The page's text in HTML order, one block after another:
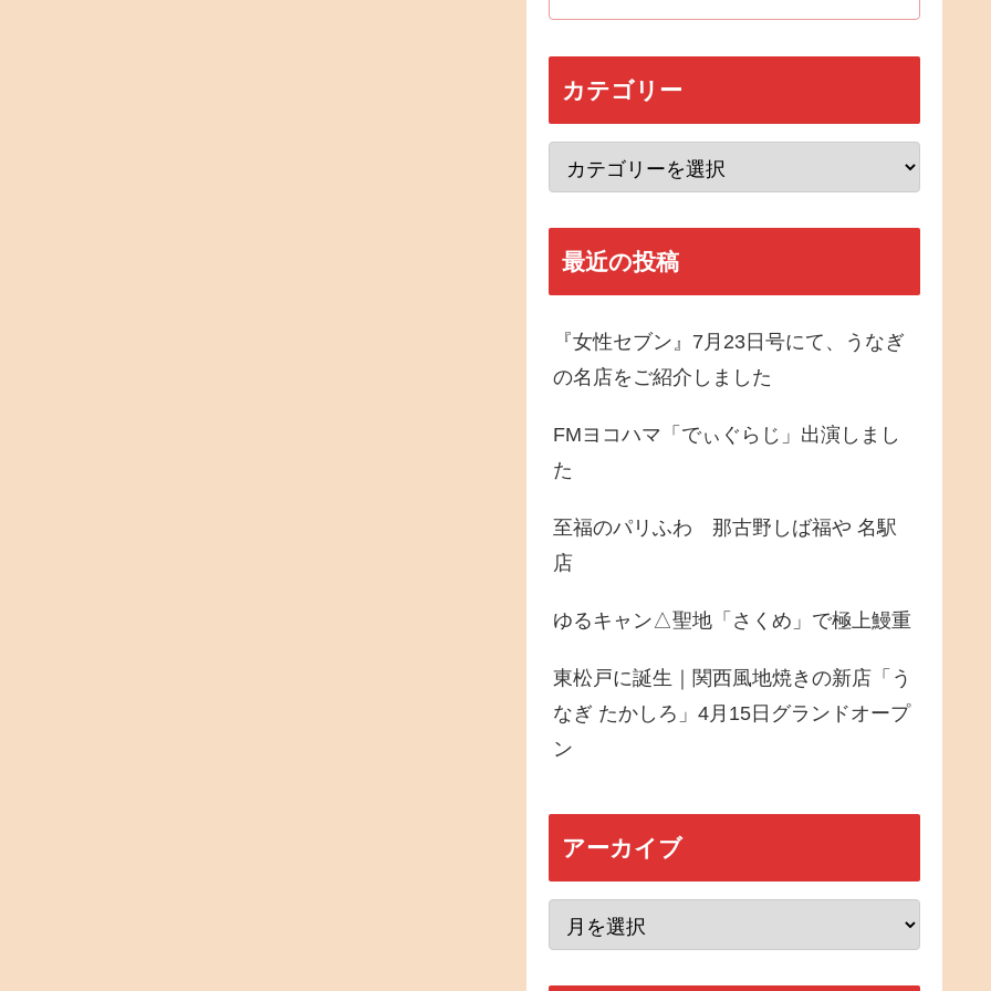
カテゴリー
最近の投稿
『女性セブン』7月23日号にて、うなぎ
の名店をご紹介しました
FMヨコハマ「でぃぐらじ」出演しまし
た
至福のパリふわ 那古野しば福や 名駅
店
ゆるキャン△聖地「さくめ」で極上鰻重
東松戸に誕生｜関西風地焼きの新店「う
なぎ たかしろ」4月15日グランドオープ
ン
アーカイブ